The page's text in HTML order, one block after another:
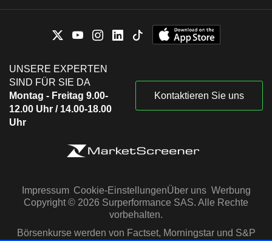
UNSERE EXPERTEN
SIND FÜR SIE DA
Montag - Freitag 9.00-
12.00 Uhr / 14.00-18.00
Uhr
Kontaktieren Sie uns
Impressum Cookie-EinstellungenÜber uns Werbung
Copyright © 2026 Surperformance SAS. Alle Rechte
vorbehalten.
Börsenkurse werden von Factset, Morningstar und S&P